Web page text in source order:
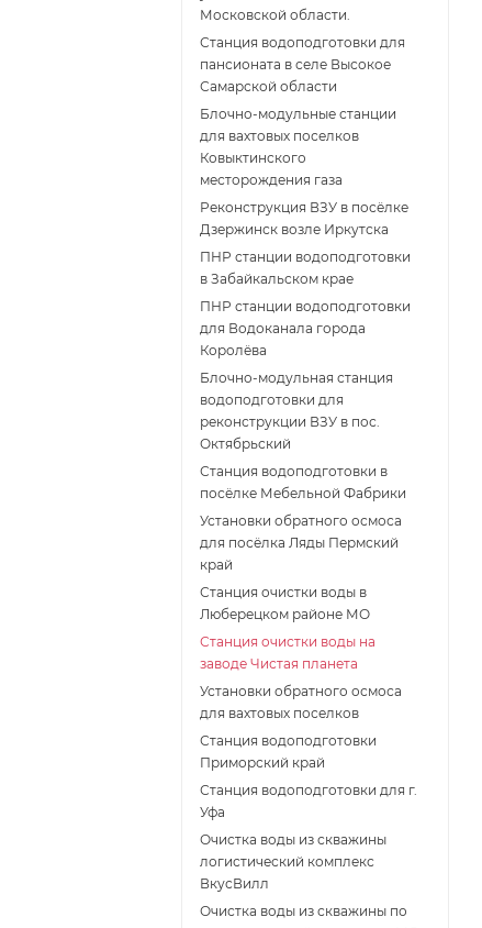
Московской области.
Станция водоподготовки для
пансионата в селе Высокое
Самарской области
Блочно-модульные станции
для вахтовых поселков
Ковыктинского
месторождения газа
Реконструкция ВЗУ в посёлке
Дзержинск возле Иркутска
ПНР станции водоподготовки
в Забайкальском крае
ПНР станции водоподготовки
для Водоканала города
Королёва
Блочно-модульная станция
водоподготовки для
реконструкции ВЗУ в пос.
Октябрьский
Станция водоподготовки в
посёлке Мебельной Фабрики
Установки обратного осмоса
для посёлка Ляды Пермский
край
Станция очистки воды в
Люберецком районе МО
Станция очистки воды на
заводе Чистая планета
Установки обратного осмоса
для вахтовых поселков
Станция водоподготовки
Приморский край
Станция водоподготовки для г.
Уфа
Очистка воды из скважины
логистический комплекс
ВкусВилл
Очистка воды из скважины по